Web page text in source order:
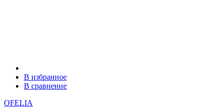
В избранное
В сравнение
OFELIA